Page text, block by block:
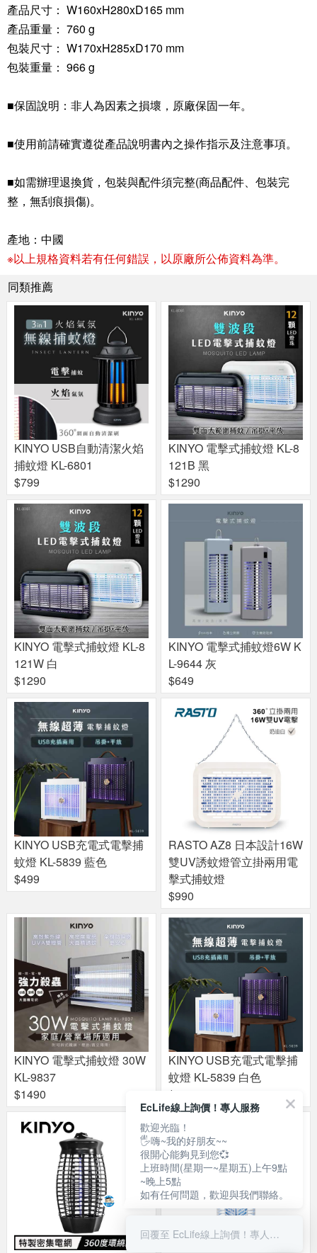
產品尺寸： W160xH280xD165 mm
產品重量： 760 g
包裝尺寸： W170xH285xD170 mm
包裝重量： 966 g
■保固說明：非人為因素之損壞，原廠保固一年。
■使用前請確實遵從產品說明書內之操作指示及注意事項。
■如需辦理退換貨，包裝與配件須完整(商品配件、包裝完
整，無刮痕損傷)。
產地：中國
※以上規格資料若有任何錯誤，以原廠所公佈資料為準。
同類推薦
KINYO USB自動清潔火焰
捕蚊燈 KL-6801
$799
KINYO 電擊式捕蚊燈 KL-8
121B 黑
$1290
KINYO 電擊式捕蚊燈 KL-8
121W 白
$1290
KINYO 電擊式捕蚊燈6W K
L-9644 灰
$649
KINYO USB充電式電擊捕
蚊燈 KL-5839 藍色
$499
RASTO AZ8 日本設計16W
雙UV誘蚊燈管立掛兩用電
擊式捕蚊燈
$990
KINYO 電擊式捕蚊燈 30W
KL-9837
$1490
KINYO USB充電式電擊捕
蚊燈 KL-5839 白色
$499
EcLife線上詢價！專人服務
歡迎光臨！
🖐嗨~我的好朋友~~
很開心能夠見到您💞
上班時間(星期一~星期五)上午9點
~晚上5點
如有任何問題，歡迎與我們聯絡。
回覆至 EcLife線上詢價！專人服務